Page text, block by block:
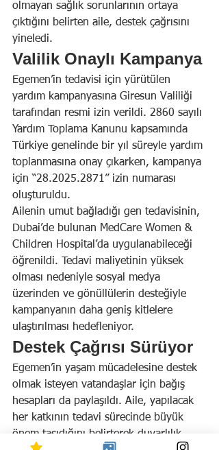
olmayan sağlık sorunlarının ortaya
çıktığını belirten aile, destek çağrısını
yineledi.
Valilik Onaylı Kampanya
Egemen’in tedavisi için yürütülen
yardım kampanyasına Giresun Valiliği
tarafından resmi izin verildi. 2860 sayılı
Yardım Toplama Kanunu kapsamında
Türkiye genelinde bir yıl süreyle yardım
toplanmasına onay çıkarken, kampanya
için “28.2025.2871” izin numarası
oluşturuldu.
Ailenin umut bağladığı gen tedavisinin,
Dubai’de bulunan MedCare Women &
Children Hospital’da uygulanabileceği
öğrenildi. Tedavi maliyetinin yüksek
olması nedeniyle sosyal medya
üzerinden ve gönüllülerin desteğiyle
kampanyanın daha geniş kitlelere
ulaştırılması hedefleniyor.
Destek Çağrısı Sürüyor
Egemen’in yaşam mücadelesine destek
olmak isteyen vatandaşlar için bağış
hesapları da paylaşıldı. Aile, yapılacak
her katkının tedavi sürecinde büyük
önem taşıdığını belirterek duyarlılık